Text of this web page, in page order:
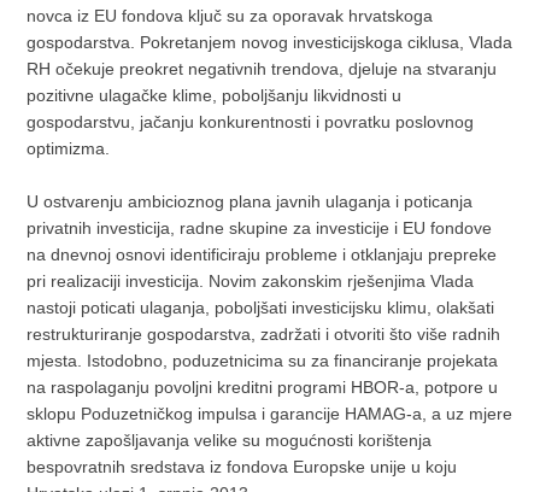
novca iz EU fondova ključ su za oporavak hrvatskoga
gospodarstva. Pokretanjem novog investicijskoga ciklusa, Vlada
RH očekuje preokret negativnih trendova, djeluje na stvaranju
pozitivne ulagačke klime, poboljšanju likvidnosti u
gospodarstvu, jačanju konkurentnosti i povratku poslovnog
optimizma.
U ostvarenju ambicioznog plana javnih ulaganja i poticanja
privatnih investicija, radne skupine za investicije i EU fondove
na dnevnoj osnovi identificiraju probleme i otklanjaju prepreke
pri realizaciji investicija. Novim zakonskim rješenjima Vlada
nastoji poticati ulaganja, poboljšati investicijsku klimu, olakšati
restrukturiranje gospodarstva, zadržati i otvoriti što više radnih
mjesta. Istodobno, poduzetnicima su za financiranje projekata
na raspolaganju povoljni kreditni programi HBOR-a, potpore u
sklopu Poduzetničkog impulsa i garancije HAMAG-a, a uz mjere
aktivne zapošljavanja velike su mogućnosti korištenja
bespovratnih sredstava iz fondova Europske unije u koju